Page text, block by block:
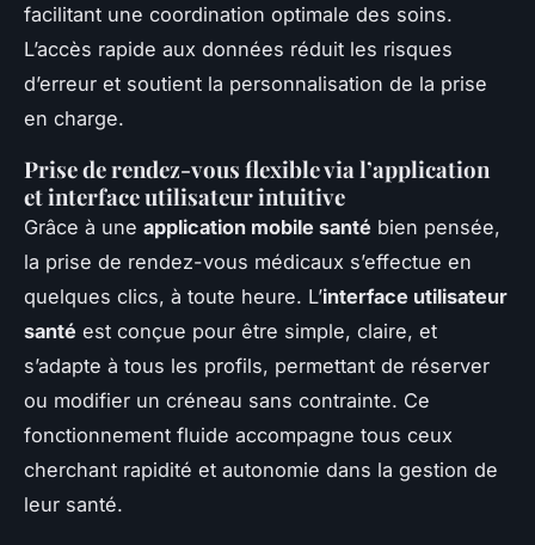
facilitant une coordination optimale des soins.
L’accès rapide aux données réduit les risques
d’erreur et soutient la personnalisation de la prise
en charge.
Prise de rendez-vous flexible via l’application
et interface utilisateur intuitive
Grâce à une application mobile santé bien pensée,
la prise de rendez-vous médicaux s’effectue en
quelques clics, à toute heure. L’interface utilisateur
santé est conçue pour être simple, claire, et
s’adapte à tous les profils, permettant de réserver
ou modifier un créneau sans contrainte. Ce
fonctionnement fluide accompagne tous ceux
cherchant rapidité et autonomie dans la gestion de
leur santé.